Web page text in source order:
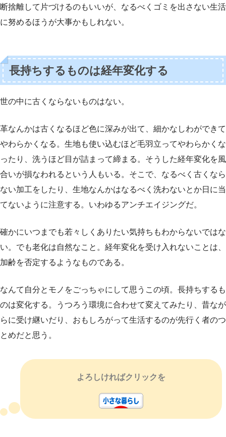
断捨離して片づけるのもいいが、なるべくゴミを出さない生活
に努めるほうが大事かもしれない。
長持ちするものは経年変化する
世の中に古くならないものはない。
革なんかは古くなるほど色に深みが出て、細かなしわができて
やわらかくなる。生地も使い込むほど毛羽立ってやわらかくな
ったり、洗うほど目が詰まって締まる。そうした経年変化を風
合いが損なわれるという人もいる。そこで、なるべく古くなら
ない加工をしたり、生地なんかはなるべく洗わないとか日に当
てないように注意する。いわゆるアンチエイジングだ。
確かにいつまでも若々しくありたい気持ちもわからないではな
い。でも老化は自然なこと。経年変化を受け入れないことは、
加齢を否定するようなものである。
なんて自分とモノをごっちゃにして思うこの頃。長持ちするも
のは変化する。うつろう環境に合わせて変えてみたり、昔なが
らに受け継いだり、おもしろがって生活するのが先行く者のつ
とめだと思う。
よろしければクリックを